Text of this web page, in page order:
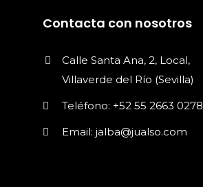
Contacta con nosotros
Calle Santa Ana, 2, Local,
Villaverde del Río (Sevilla)
Teléfono: +52 55 2663 0278
Email: jalba@jualso.com